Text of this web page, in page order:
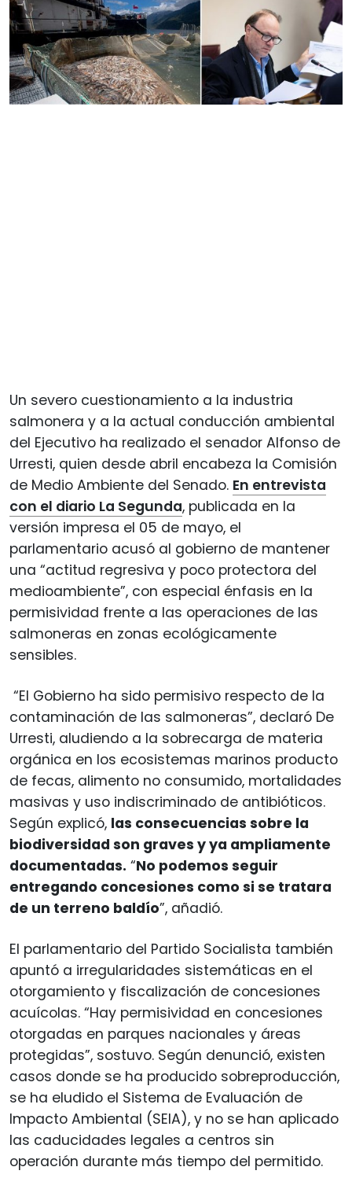
Un severo cuestionamiento a la industria
salmonera y a la actual conducción ambiental
del Ejecutivo ha realizado el senador Alfonso de
Urresti, quien desde abril encabeza la Comisión
de Medio Ambiente del Senado. En entrevista
con el diario La Segunda, publicada en la
versión impresa el 05 de mayo, el
parlamentario acusó al gobierno de mantener
una “actitud regresiva y poco protectora del
medioambiente”, con especial énfasis en la
permisividad frente a las operaciones de las
salmoneras en zonas ecológicamente
sensibles.
“El Gobierno ha sido permisivo respecto de la
contaminación de las salmoneras”, declaró De
Urresti, aludiendo a la sobrecarga de materia
orgánica en los ecosistemas marinos producto
de fecas, alimento no consumido, mortalidades
masivas y uso indiscriminado de antibióticos.
Según explicó, las consecuencias sobre la
biodiversidad son graves y ya ampliamente
documentadas. “No podemos seguir
entregando concesiones como si se tratara
de un terreno baldío”, añadió.
El parlamentario del Partido Socialista también
apuntó a irregularidades sistemáticas en el
otorgamiento y fiscalización de concesiones
acuícolas. “Hay permisividad en concesiones
otorgadas en parques nacionales y áreas
protegidas”, sostuvo. Según denunció, existen
casos donde se ha producido sobreproducción,
se ha eludido el Sistema de Evaluación de
Impacto Ambiental (SEIA), y no se han aplicado
las caducidades legales a centros sin
operación durante más tiempo del permitido.